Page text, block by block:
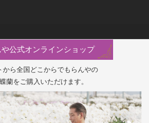
や公式オンラインショップ
から全国どこからでもらんやの
蘭をご購入いただけます。